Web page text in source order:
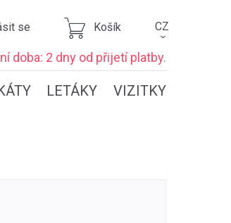
se Košík CZ
›
doba: 2 dny od přijetí platby.
LETÁKY VIZITKY